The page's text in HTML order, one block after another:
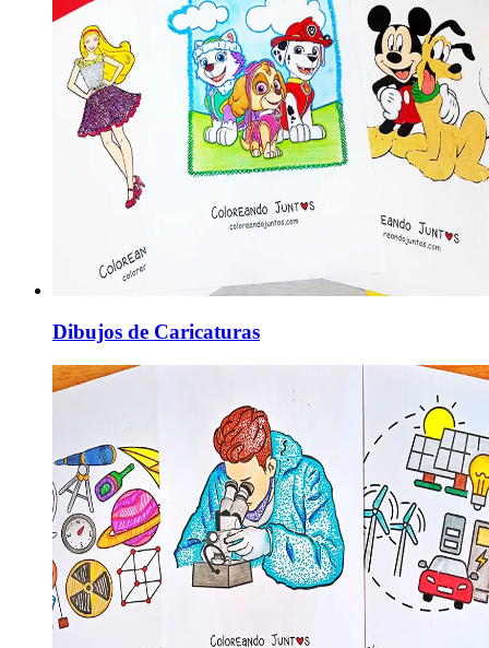
Dibujos de Caricaturas